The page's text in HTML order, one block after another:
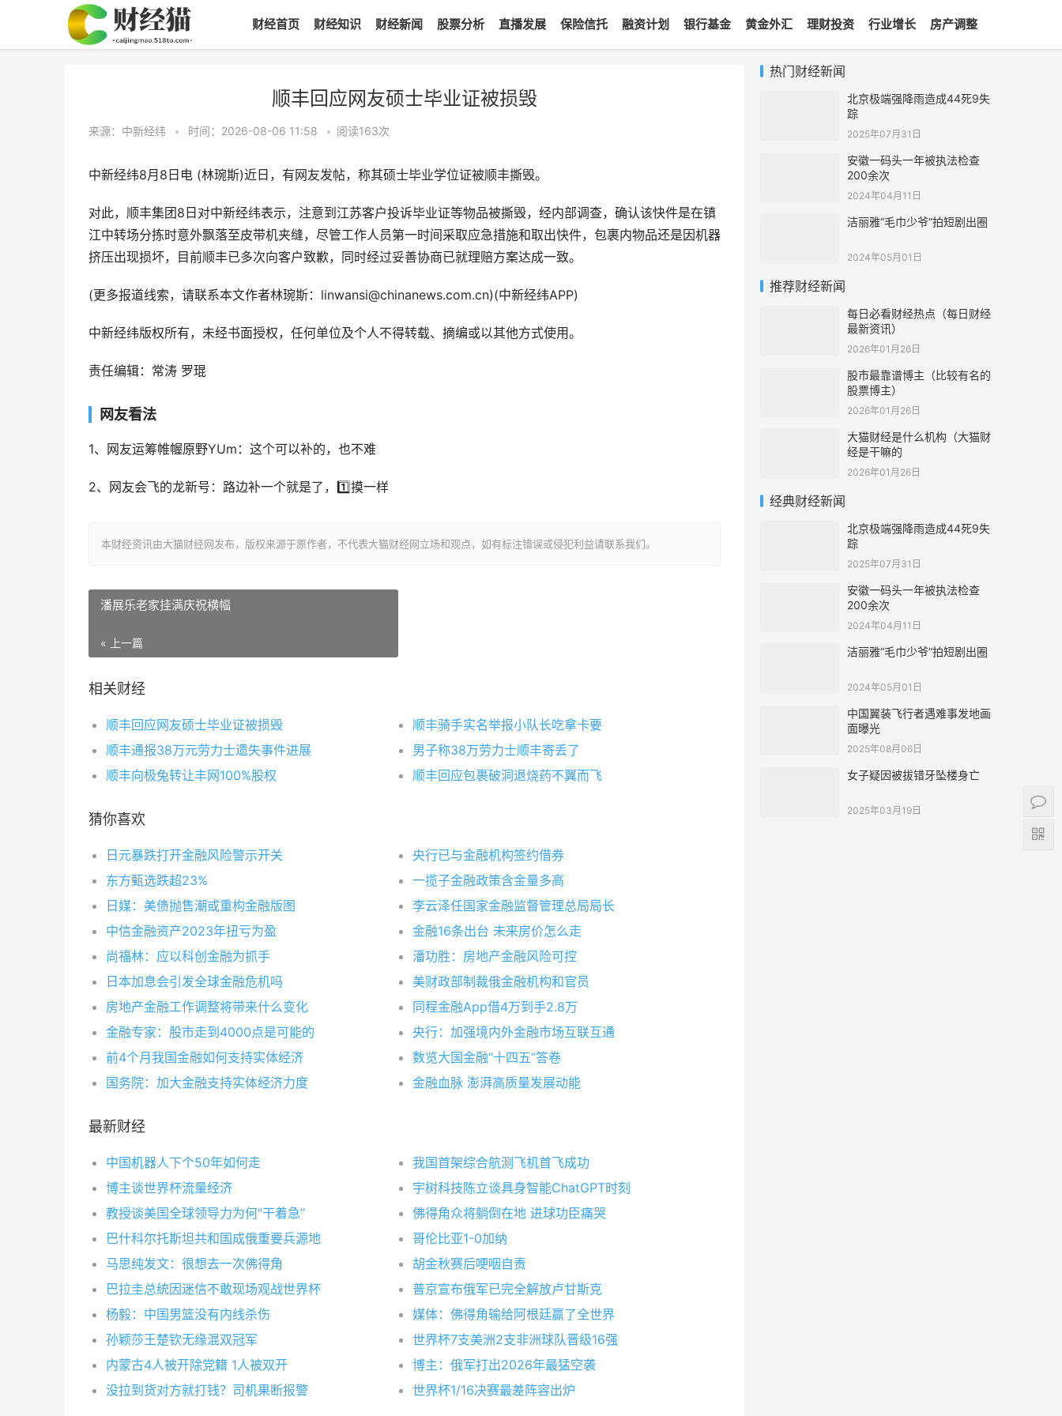
财经首页 财经知识 财经新闻 股票分析 直播发展 保险信托 融资计划 银行基金 黄金外汇 理财投资 行业增长 房产调整
顺丰回应网友硕士毕业证被损毁
来源：中新经纬 • 时间：2026-08-06 11:58 • 阅读163次
中新经纬8月8日电 (林琬斯)近日，有网友发帖，称其硕士毕业学位证被顺丰撕毁。
对此，顺丰集团8日对中新经纬表示，注意到江苏客户投诉毕业证等物品被撕毁，经内部调查，确认该快件是在镇
江中转场分拣时意外飘落至皮带机夹缝，尽管工作人员第一时间采取应急措施和取出快件，包裹内物品还是因机器
挤压出现损坏，目前顺丰已多次向客户致歉，同时经过妥善协商已就理赔方案达成一致。
(更多报道线索，请联系本文作者林琬斯：linwansi@chinanews.com.cn)(中新经纬APP)
中新经纬版权所有，未经书面授权，任何单位及个人不得转载、摘编或以其他方式使用。
责任编辑：常涛 罗琨
网友看法
1、网友运筹帷幄原野YUm：这个可以补的，也不难
2、网友会飞的龙新号：路边补一个就是了，1️⃣摸一样
本财经资讯由大猫财经网发布，版权来源于原作者，不代表大猫财经网立场和观点，如有标注错误或侵犯利益请联系我们。
潘展乐老家挂满庆祝横幅
« 上一篇
相关财经
顺丰回应网友硕士毕业证被损毁
顺丰骑手实名举报小队长吃拿卡要
顺丰通报38万元劳力士遗失事件进展
男子称38万劳力士顺丰寄丢了
顺丰向极兔转让丰网100%股权
顺丰回应包裹破洞退烧药不翼而飞
猜你喜欢
日元暴跌打开金融风险警示开关
央行已与金融机构签约借券
东方甄选跌超23%
一揽子金融政策含金量多高
日媒：美债抛售潮或重构金融版图
李云泽任国家金融监督管理总局局长
中信金融资产2023年扭亏为盈
金融16条出台 未来房价怎么走
尚福林：应以科创金融为抓手
潘功胜：房地产金融风险可控
日本加息会引发全球金融危机吗
美财政部制裁俄金融机构和官员
房地产金融工作调整将带来什么变化
同程金融App借4万到手2.8万
金融专家：股市走到4000点是可能的
央行：加强境内外金融市场互联互通
前4个月我国金融如何支持实体经济
数览大国金融“十四五”答卷
国务院：加大金融支持实体经济力度
金融血脉 澎湃高质量发展动能
最新财经
中国机器人下个50年如何走
我国首架综合航测飞机首飞成功
博主谈世界杯流量经济
宇树科技陈立谈具身智能ChatGPT时刻
教授谈美国全球领导力为何“干着急”
佛得角众将躺倒在地 进球功臣痛哭
巴什科尔托斯坦共和国成俄重要兵源地
哥伦比亚1-0加纳
马思纯发文：很想去一次佛得角
胡金秋赛后哽咽自责
巴拉圭总统因迷信不敢现场观战世界杯
普京宣布俄军已完全解放卢甘斯克
杨毅：中国男篮没有内线杀伤
媒体：佛得角输给阿根廷赢了全世界
孙颖莎王楚钦无缘混双冠军
世界杯7支美洲2支非洲球队晋级16强
内蒙古4人被开除党籍 1人被双开
博主：俄军打出2026年最猛空袭
没拉到货对方就打钱？司机果断报警
世界杯1/16决赛最差阵容出炉
热门财经新闻
北京极端强降雨造成44死9失
踪
2025年07月31日
安徽一码头一年被执法检查
200余次
2024年04月11日
洁丽雅“毛巾少爷”拍短剧出圈
2024年05月01日
推荐财经新闻
每日必看财经热点（每日财经
最新资讯）
2026年01月26日
股市最靠谱博主（比较有名的
股票博主）
2026年01月26日
大猫财经是什么机构（大猫财
经是干嘛的
2026年01月26日
经典财经新闻
北京极端强降雨造成44死9失
踪
2025年07月31日
安徽一码头一年被执法检查
200余次
2024年04月11日
洁丽雅“毛巾少爷”拍短剧出圈
2024年05月01日
中国翼装飞行者遇难事发地画
面曝光
2025年08月06日
女子疑因被拔错牙坠楼身亡
2025年03月19日